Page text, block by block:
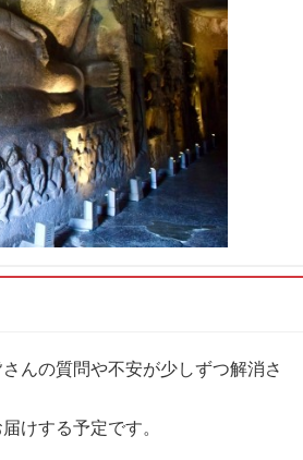
んの質問や不安が少しずつ解消さ
けする予定です。